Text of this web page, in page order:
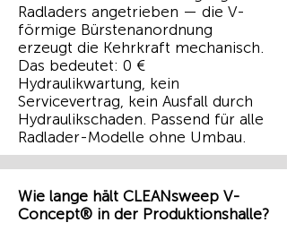
Radladers angetrieben — die V-
förmige Bürstenanordnung
erzeugt die Kehrkraft mechanisch.
Das bedeutet: 0 €
Hydraulikwartung, kein
Servicevertrag, kein Ausfall durch
Hydraulikschaden. Passend für alle
Radlader-Modelle ohne Umbau.
Wie lange hält CLEANsweep V-
Concept® in der Produktionshalle?